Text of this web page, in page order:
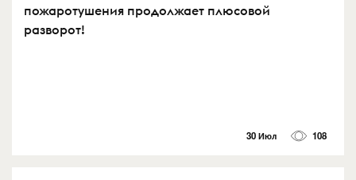
пожаротушения продолжает плюсовой
разворот!
30 Июл 108